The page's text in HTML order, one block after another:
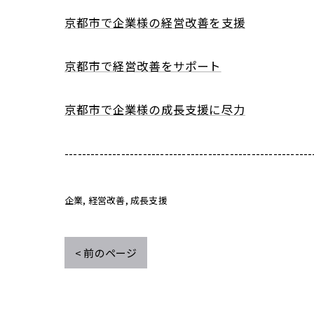
京都市で企業様の経営改善を支援
京都市で経営改善をサポート
京都市で企業様の成長支援に尽力
企業 経営改善 成長支援
< 前のページ